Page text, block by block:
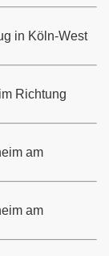
in Köln-West
Richtung
am
am